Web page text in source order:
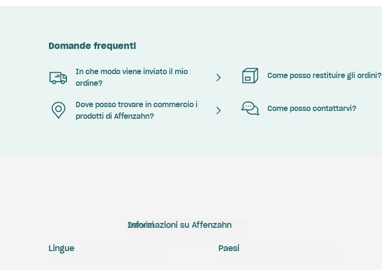
Domande frequenti
In che modo viene inviato il mio
ordine?
Come posso restituire gli ordini?
Dove posso trovare in commercio i
prodotti di Affenzahn?
Come posso contattarvi?
Servizi
Informazioni su Affenzahn
Lingue Paesi